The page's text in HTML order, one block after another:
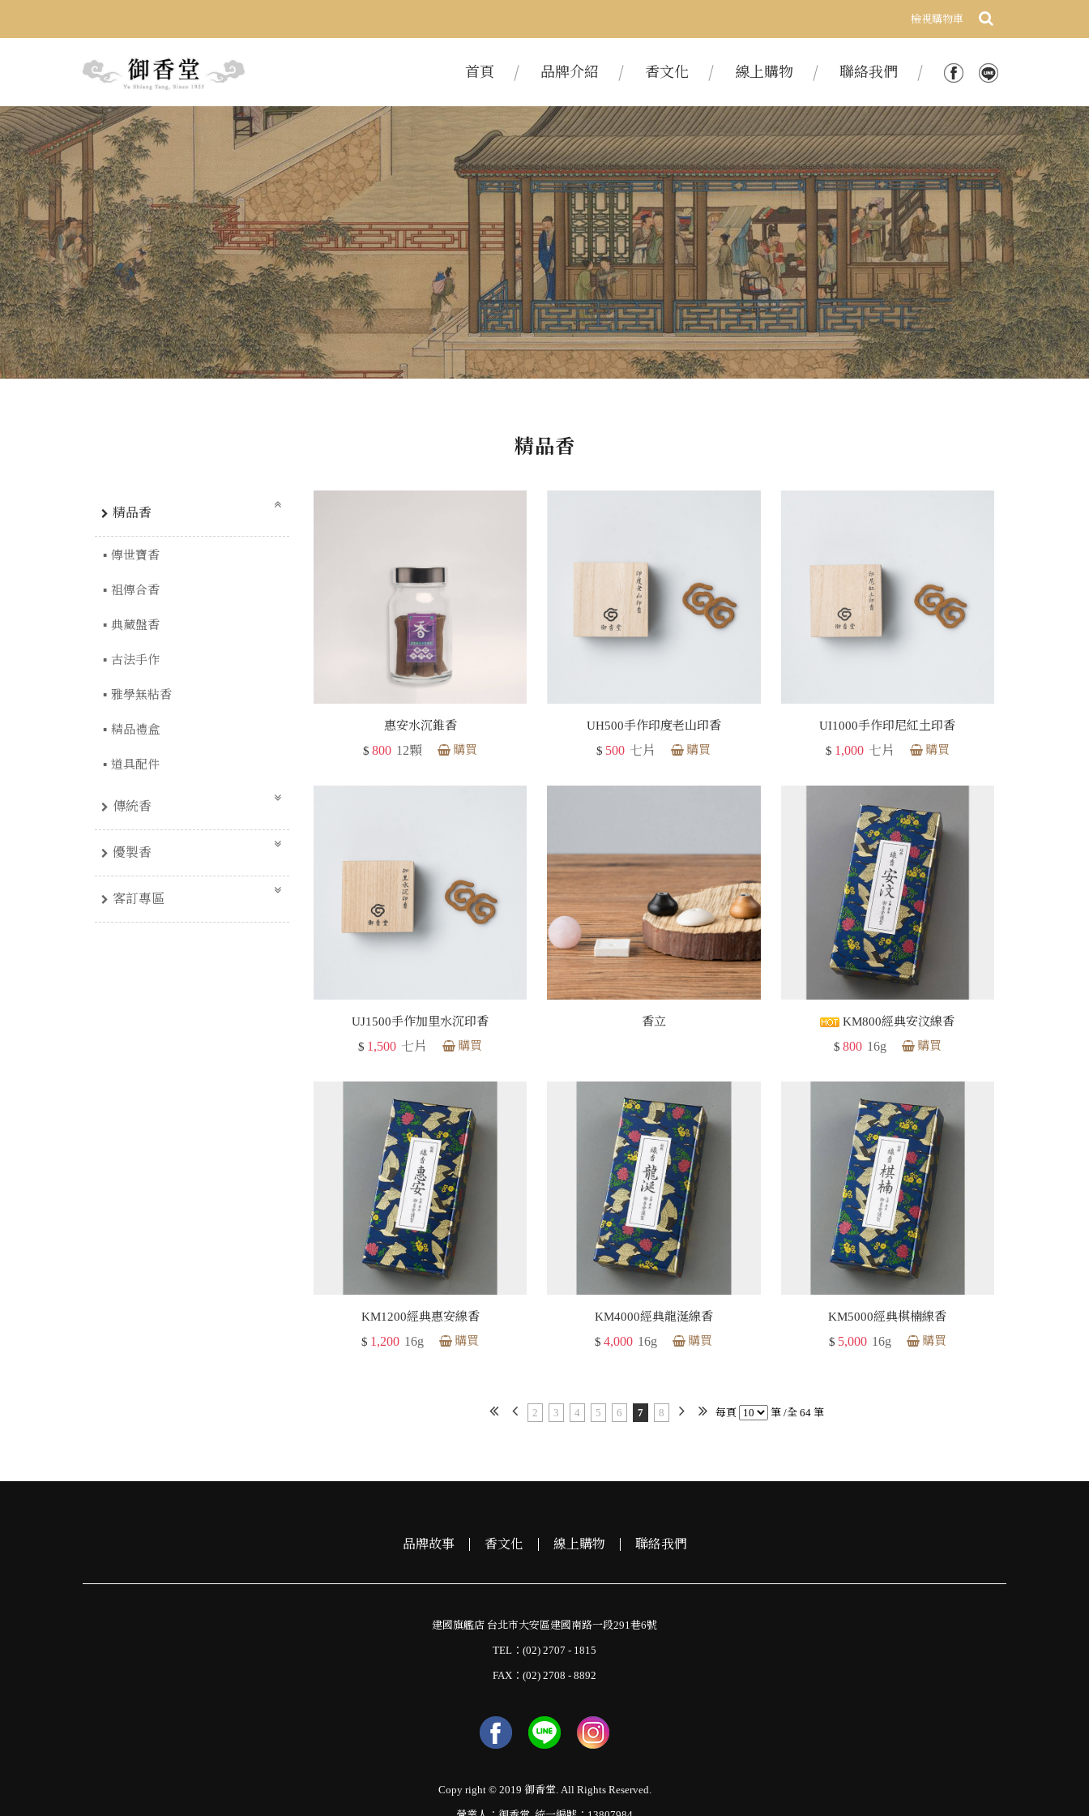
檢視購物車
首頁 品牌介紹 香文化 線上購物 聯絡我們
精品香
精品香
傳世寶香
祖傳合香
典藏盤香
古法手作
雅學無粘香
精品禮盒
道具配件
傳統香
優製香
客訂專區
惠安水沉錐香
$ 800 12顆 購買
UH500手作印度老山印香
$ 500 七片 購買
UI1000手作印尼紅土印香
$ 1,000 七片 購買
UJ1500手作加里水沉印香
$ 1,500 七片 購買
香立
KM800經典安汶線香
$ 800 16g 購買
KM1200經典惠安線香
$ 1,200 16g 購買
KM4000經典龍涎線香
$ 4,000 16g 購買
KM5000經典棋楠線香
$ 5,000 16g 購買
2 3 4 5 6 7 8 每頁 筆 /全 64 筆
品牌故事 香文化 線上購物 聯絡我們
建國旗艦店 台北市大安區建國南路一段291巷6號
TEL：(02) 2707 - 1815
FAX：(02) 2708 - 8892
Copy right © 2019 御香堂. All Rights Reserved.